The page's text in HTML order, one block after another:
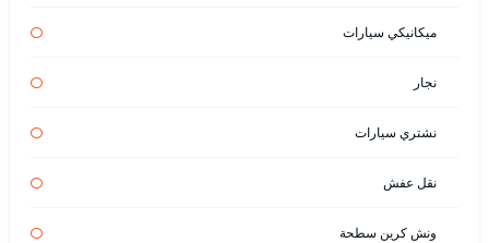
ميكانيكي سيارات
نجار
نشتري سيارات
نقل عفش
ونش كرين سطحة